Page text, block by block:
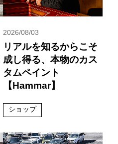
2026/08/03
リアルを知るからこそ
成し得る、本物のカス
タムペイント
【Hammar】
ショップ